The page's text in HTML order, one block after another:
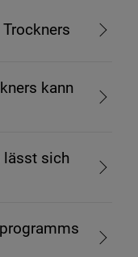
kann
lässt sich